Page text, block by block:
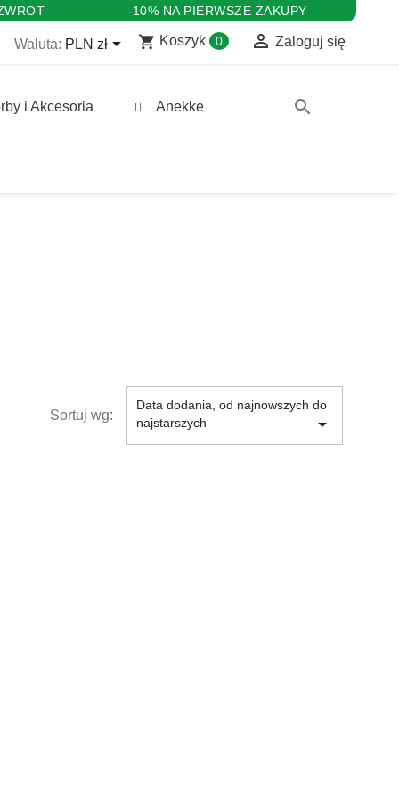
-10% NA PIERWSZE ZAKUPY
Waluta: PLN zł shopping_cart Koszyk 0  Zaloguj się
i Akcesoria Anekke search
Sortuj wg:
Data dodania, od najnowszych do
najstarszych
